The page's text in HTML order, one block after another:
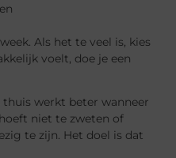
Als het te veel is, kies
voelt, doe je een
werkt beter wanneer
niet te zweten of
te zijn. Het doel is dat